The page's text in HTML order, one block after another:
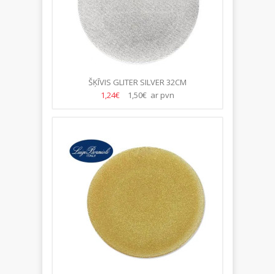
ŠĶĪVIS GLITER SILVER 32CM
1,24€
1,50€ ar pvn